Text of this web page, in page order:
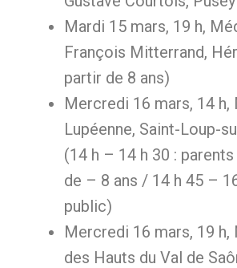
Mardi 15 mars, 19 h,
François Mitterrand,
partir de 8 ans)
Mercredi 16 mars, 14 h,
Lupéenne, Saint-Loup-
(14 h – 14 h 30 :
de – 8 ans / 14 h 45 –
public)
Mercredi 16 mars, 19 h,
des Hauts du Val de